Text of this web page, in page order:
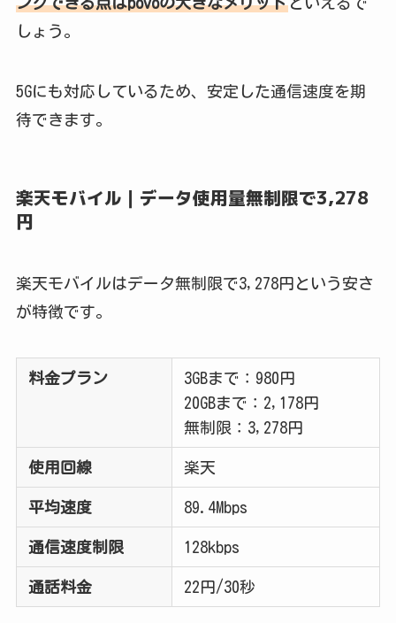
しょう。
5Gにも対応しているため、安定した通信速度を期
待できます。
楽天モバイル｜データ使用量無制限で3,278
円
楽天モバイルはデータ無制限で3,278円という安さ
が特徴です。
料金プラン
3GBまで：980円
20GBまで：2,178円
無制限：3,278円
使用回線 楽天
平均速度 89.4Mbps
通信速度制限 128kbps
通話料金 22円/30秒